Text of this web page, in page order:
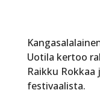
Uotila kertoo
Raikku Rokkaa
festivaalista.